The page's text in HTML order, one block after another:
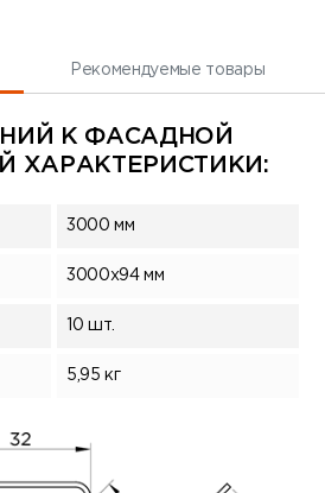
Рекомендуемые товары
К ФАСАДНОЙ
ХАРАКТЕРИСТИКИ:
3000 мм
3000x94 мм
10 шт.
5,95 кг